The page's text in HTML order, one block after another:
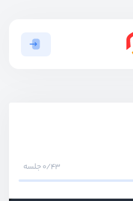
0/43 جلسه